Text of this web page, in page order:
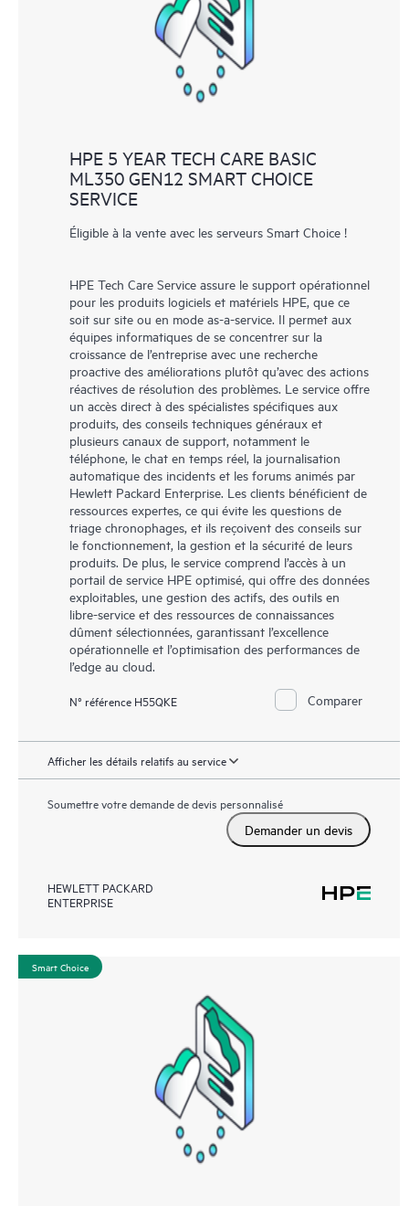
HPE 5 YEAR TECH CARE BASIC
ML350 GEN12 SMART CHOICE
SERVICE
Éligible à la vente avec les serveurs Smart Choice !
HPE Tech Care Service assure le support opérationnel
pour les produits logiciels et matériels HPE, que ce
soit sur site ou en mode as-a-service. Il permet aux
équipes informatiques de se concentrer sur la
croissance de l’entreprise avec une recherche
proactive des améliorations plutôt qu’avec des actions
réactives de résolution des problèmes. Le service offre
un accès direct à des spécialistes spécifiques aux
produits, des conseils techniques généraux et
plusieurs canaux de support, notamment le
téléphone, le chat en temps réel, la journalisation
automatique des incidents et les forums animés par
Hewlett Packard Enterprise. Les clients bénéficient de
ressources expertes, ce qui évite les questions de
triage chronophages, et ils reçoivent des conseils sur
le fonctionnement, la gestion et la sécurité de leurs
produits. De plus, le service comprend l’accès à un
portail de service HPE optimisé, qui offre des données
exploitables, une gestion des actifs, des outils en
libre-service et des ressources de connaissances
dûment sélectionnées, garantissant l’excellence
opérationnelle et l’optimisation des performances de
l’edge au cloud.
N° référence H55QKE Comparer
Afficher les détails relatifs au service
Soumettre votre demande de devis personnalisé
Demander un devis
HEWLETT PACKARD
ENTERPRISE
Smart Choice